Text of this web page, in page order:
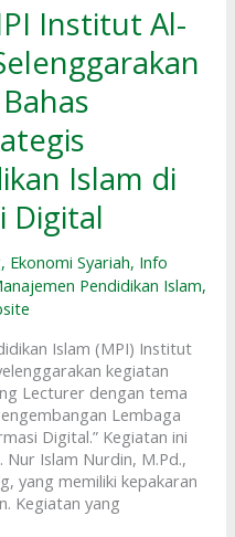
Institut Al-
Islam di
Digital
, Ekonomi Syariah, Info
Pendidikan Islam,
Islam (MPI) Institut
kegiatan
Lecturer dengan tema
Lembaga
Digital.” Kegiatan ini
Islam Nurdin, M.Pd.,
yang memiliki kepakaran
Kegiatan yang